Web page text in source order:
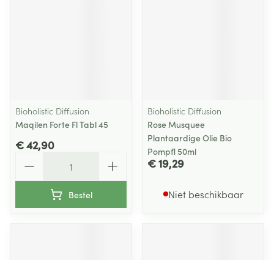
Bioholistic Diffusion
Maqilen Forte Fl Tabl 45
€ 42,90
Bestel
Bioholistic Diffusion
Rose Musquee
Plantaardige Olie Bio
Pompfl 50ml
€ 19,29
Niet beschikbaar